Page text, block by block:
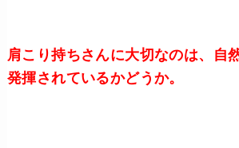
肩こり持ちさんに大切なのは、自
発揮されているかどうか。